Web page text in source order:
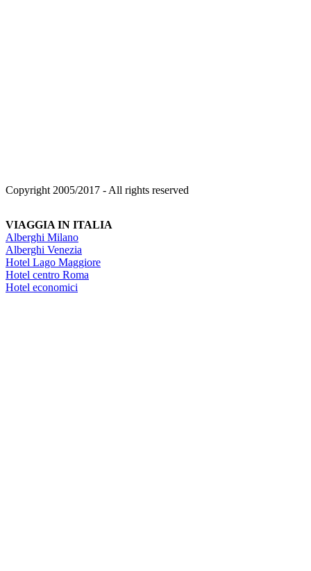
Copyright 2005/2017 - All rights reserved
VIAGGIA IN ITALIA
Alberghi Milano
Alberghi Venezia
Hotel Lago Maggiore
Hotel centro Roma
Hotel economici